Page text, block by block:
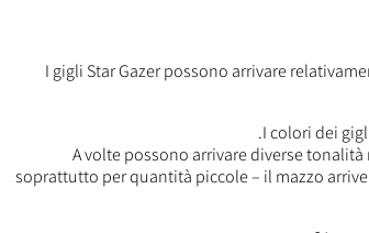
I gigli Star Gazer possono arrivare
I colori dei
A volte possono arrivare diverse
soprattutto per quantità piccole – il mazzo